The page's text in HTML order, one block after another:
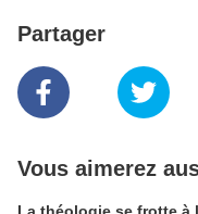
Partager
Vous aimerez
La théologie se frotte à